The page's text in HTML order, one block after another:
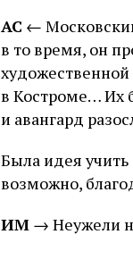
АС ←
в то время, он
в Костроме… Их
и авангард
Была идея
возможно,
ИМ → Неужели